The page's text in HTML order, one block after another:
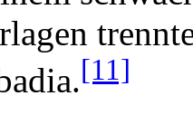
[11]